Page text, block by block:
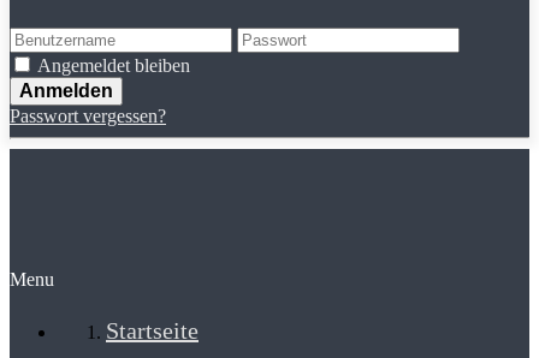
Angemeldet bleiben
Passwort vergessen?
Menu
Startseite